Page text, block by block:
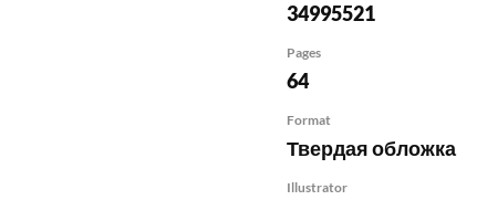
34995521
Pages
64
Format
Твердая обложка
Illustrator